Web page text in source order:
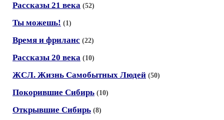
Рассказы 21 века (52)
Ты можешь! (1)
Время и фриланс (22)
Рассказы 20 века (10)
ЖСЛ. Жизнь Самобытных Людей (50)
Покорившие Сибирь (10)
Открывшие Сибирь (8)